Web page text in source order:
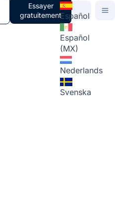
Essayer
gratuitementEspañol
Español
(MX)
Nederlands
Svenska